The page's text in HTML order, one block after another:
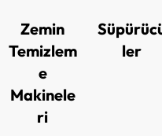
Zemin
Temizlem
e
Makinele
ri
ler